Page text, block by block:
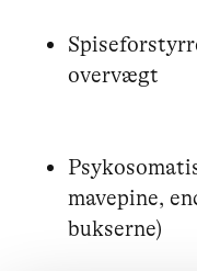
overvægt
mavepine,
bukserne)